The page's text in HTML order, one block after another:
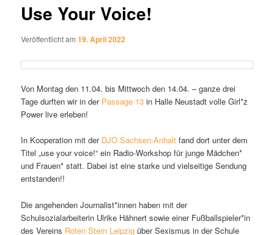
Use Your Voice!
Veröffentlicht am19. April 2022
Von Montag den 11.04. bis Mittwoch den 14.04. – ganze drei
Tage durften wir in der Passage 13 in Halle Neustadt volle Girl*z
Power live erleben!
In Kooperation mit der DJO Sachsen-Anhalt fand dort unter dem
Titel „use your voice!“ ein Radio-Workshop für junge Mädchen*
und Frauen* statt. Dabei ist eine starke und vielseitige Sendung
entstanden!!
Die angehenden Journalist*innen haben mit der
Schulsozialarbeiterin Ulrike Hähnert sowie einer Fußballspieler*in
des Vereins Roten Stern Leipzig über Sexismus in der Schule